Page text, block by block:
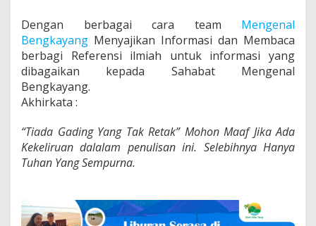
Dengan berbagai cara team Mengenal
Bengkayang Menyajikan Informasi dan Membaca
berbagi Referensi ilmiah untuk informasi yang
dibagaikan kepada Sahabat Mengenal
Bengkayang.
Akhirkata :
“Tiada Gading Yang Tak Retak” Mohon Maaf Jika Ada
Kekeliruan dalalam penulisan ini. Selebihnya Hanya
Tuhan Yang Sempurna.